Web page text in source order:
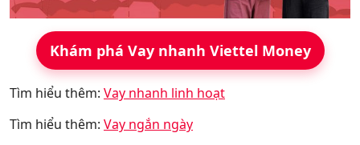
Khám phá Vay nhanh Viettel Money
Tìm hiểu thêm: Vay nhanh linh hoạt
Tìm hiểu thêm: Vay ngắn ngày